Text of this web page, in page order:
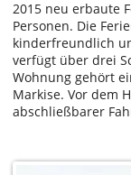
2015 neu erbaute
Personen. Die
kinderfreundlich
verfügt über drei
Wohnung gehört
Markise. Vor dem
abschließbarer